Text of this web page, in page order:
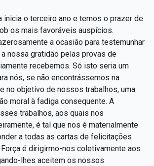
inicia o terceiro ano e temos o prazer de
os mais favoráveis auspícios.
a ocasião para testemunhar
nossa gratidão pelas provas de
recebemos. Só isto seria um
nós, se não encontrássemos na
no objetivo de nossos trabalhos, uma
moral à fadiga consequente. A
trabalhos, aos quais nos
é tal que nos é materialmente
a todas as cartas de felicitações
é dirigirmo-nos coletivamente aos
lhes aceitem os nossos